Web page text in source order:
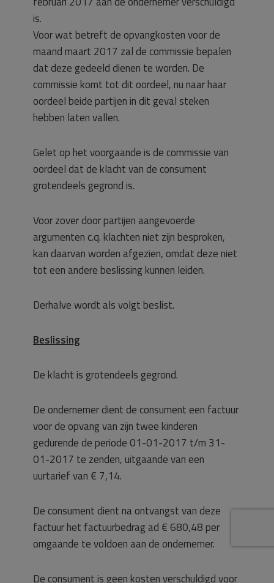
is.
Voor wat betreft de opvangkosten voor de
maand maart 2017 zal de commissie bepalen
dat deze gedeeld dienen te worden. De
commissie komt tot dit oordeel, nu naar haar
oordeel beide partijen in dit geval steken
hebben laten vallen.
Gelet op het voorgaande is de commissie van
oordeel dat de klacht van de consument
grotendeels gegrond is.
Voor zover door partijen aangevoerde
argumenten c.q. klachten niet zijn besproken,
kan daarvan worden afgezien, omdat deze niet
tot een andere beslissing kunnen leiden.
Derhalve wordt als volgt beslist.
Beslissing
De klacht is grotendeels gegrond.
De ondernemer dient de consument een factuur
voor de opvang van zijn twee kinderen
gedurende de periode 01-01-2017 t/m 31-
01-2017 te zenden, uitgaande van een
uurtarief van € 7,14.
De consument dient na ontvangst van deze
factuur het factuurbedrag ad € 680,48 per
omgaande te voldoen aan de ondernemer.
De consument is geen kosten verschuldigd voor